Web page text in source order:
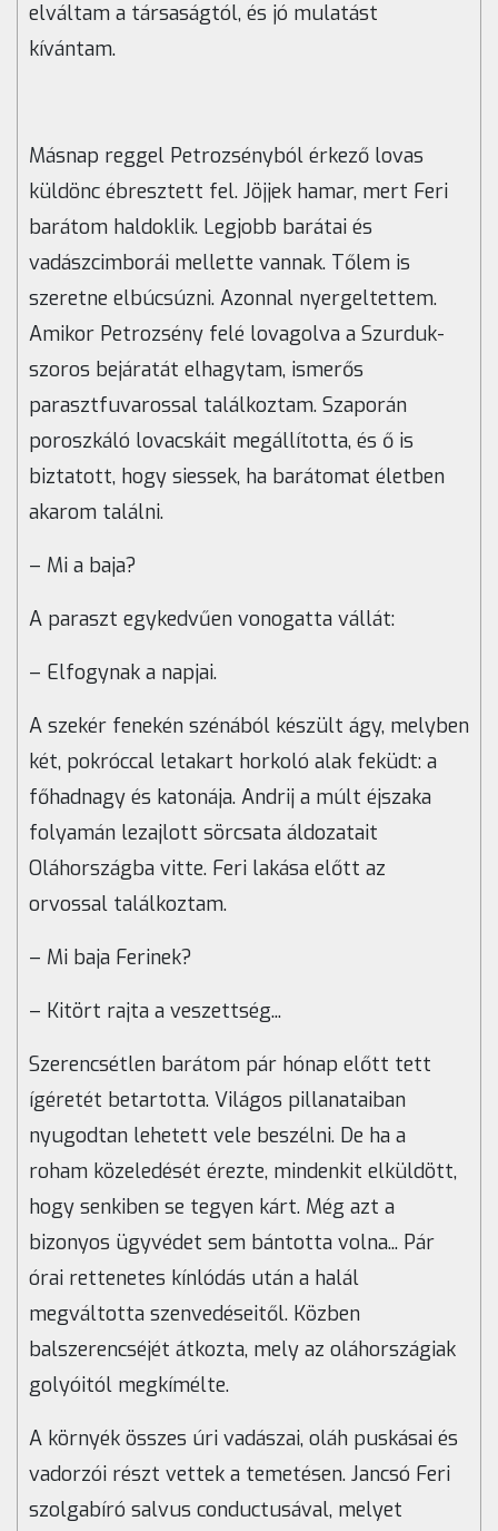
elváltam a társaságtól, és jó mulatást
kívántam.
Másnap reggel Petrozsényból érkező lovas
küldönc ébresztett fel. Jöjjek hamar, mert Feri
barátom haldoklik. Legjobb barátai és
vadászcimborái mellette vannak. Tőlem is
szeretne elbúcsúzni. Azonnal nyergeltettem.
Amikor Petrozsény felé lovagolva a Szurduk-
szoros bejáratát elhagytam, ismerős
parasztfuvarossal találkoztam. Szaporán
poroszkáló lovacskáit megállította, és ő is
biztatott, hogy siessek, ha barátomat életben
akarom találni.
– Mi a baja?
A paraszt egykedvűen vonogatta vállát:
– Elfogynak a napjai.
A szekér fenekén szénából készült ágy, melyben
két, pokróccal letakart horkoló alak feküdt: a
főhadnagy és katonája. Andrij a múlt éjszaka
folyamán lezajlott sörcsata áldozatait
Oláhországba vitte. Feri lakása előtt az
orvossal találkoztam.
– Mi baja Ferinek?
– Kitört rajta a veszettség...
Szerencsétlen barátom pár hónap előtt tett
ígéretét betartotta. Világos pillanataiban
nyugodtan lehetett vele beszélni. De ha a
roham közeledését érezte, mindenkit elküldött,
hogy senkiben se tegyen kárt. Még azt a
bizonyos ügyvédet sem bántotta volna... Pár
órai rettenetes kínlódás után a halál
megváltotta szenvedéseitől. Közben
balszerencséjét átkozta, mely az oláhországiak
golyóitól megkímélte.
A környék összes úri vadászai, oláh puskásai és
vadorzói részt vettek a temetésen. Jancsó Feri
szolgabíró salvus conductusával, melyet